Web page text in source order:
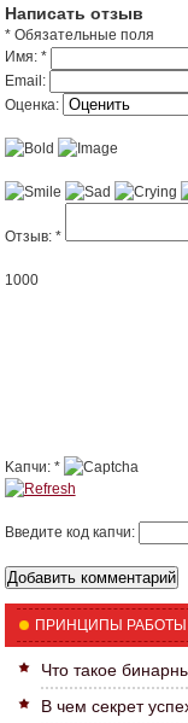
Написать отзыв
* Обязательные поля
Имя:*
Email:
Оценка:
Отзыв:*
1000
Kапчи:*
Введите код капчи:
ПРИНЦИПЫ РАБОТЫ
Что такое
В чем секрет